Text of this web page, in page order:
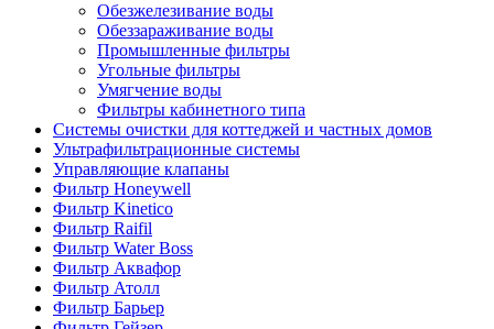
Обезжелезивание воды
Обеззараживание воды
Промышленные фильтры
Угольные фильтры
Умягчение воды
Фильтры кабинетного типа
Системы очистки для коттеджей и частных домов
Ультрафильтрационные системы
Управляющие клапаны
Фильтр Honeywell
Фильтр Kinetico
Фильтр Raifil
Фильтр Water Boss
Фильтр Аквафор
Фильтр Атолл
Фильтр Барьер